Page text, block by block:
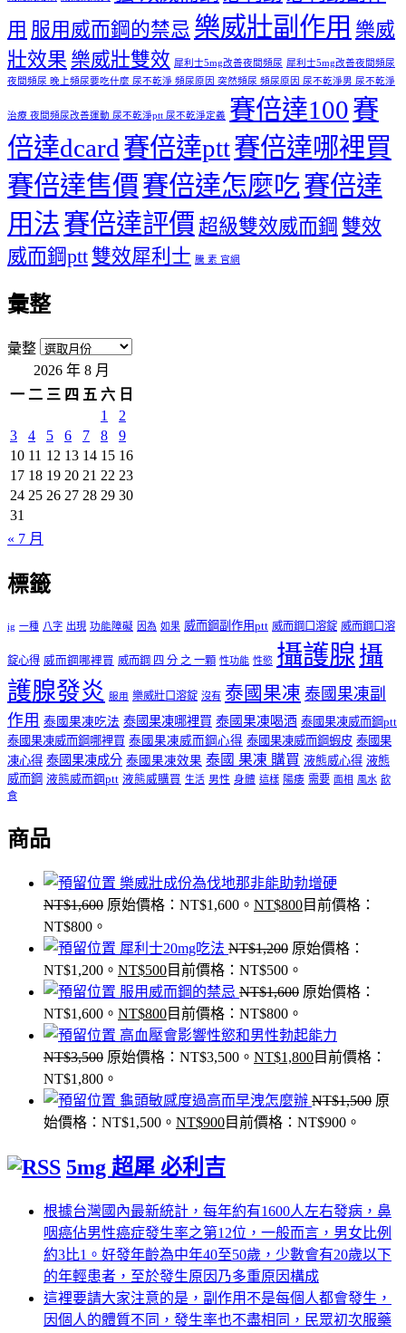
用 服用威而鋼的禁忌 樂威壯副作用 樂威
壯效果 樂威壯雙效 犀利士5mg改善夜間頻尿 犀利士5mg改善夜間頻尿
夜間頻尿 晚上頻尿要吃什麼 尿不乾淨 頻尿原因 突然頻尿 頻尿原因 尿不乾淨男 尿不乾淨
治療 夜間頻尿改善運動 尿不乾淨ptt 尿不乾淨定義 賽倍達100賽
倍達dcard 賽倍達ptt賽倍達哪裡買
賽倍達售價 賽倍達怎麼吃賽倍達
用法賽倍達評價 超級雙效威而鋼 雙效
威而鋼ptt 雙效犀利士 騰 素 官網
彙整
彙整
2026 年 8 月
一 二 三 四 五 六 日
1
2
3
4 5 6 7 8
9
10 11 12 13 14 15 16
17 18 19 20 21 22 23
24 25 26 27 28 29 30
31
« 7 月
標籤
ig 一種 八字 出現 功能障礙 因為 如果 威而鋼副作用ptt 威而鋼口溶錠 威而鋼口溶
錠心得 威而鋼哪裡買 威而鋼 四 分 之 一顆 性功能 性慾 攝護腺 攝
護腺發炎
服用 樂威壯口溶錠 沒有 泰國果凍 泰國果凍副
作用 泰國果凍吃法 泰國果凍哪裡買 泰國果凍喝酒 泰國果凍威而鋼ptt
泰國果凍威而鋼哪裡買 泰國果凍威而鋼心得 泰國果凍威而鋼蝦皮 泰國果
凍心得 泰國果凍成分 泰國果凍效果 泰國 果凍 購買 液態威心得 液態
威而鋼 液態威而鋼ptt 液態威購買 生活 男性 身體 這樣 陽痿 需要 面相 風水 飲
食
商品
樂威壯成份為伐地那非能助勃增硬
NT$1,600 原始價格：NT$1,600。 NT$800目前價格：
NT$800。
犀利士20mg吃法 NT$1,200 原始價格：
NT$1,200。 NT$500目前價格：NT$500。
服用威而鋼的禁忌 NT$1,600 原始價格：
NT$1,600。 NT$800目前價格：NT$800。
高血壓會影響性慾和男性勃起能力
NT$3,500 原始價格：NT$3,500。 NT$1,800目前價格：
NT$1,800。
龜頭敏感度過高而早洩怎麼辦 NT$1,500 原
始價格：NT$1,500。 NT$900目前價格：NT$900。
5mg 超犀 必利吉
根據台灣國內最新統計，每年約有1600人左右發病，鼻
咽癌佔男性癌症發生率之第12位，一般而言，男女比例
約3比1。好發年齡為中年40至50歲，少數會有20歲以下
的年輕患者，至於發生原因乃多重原因構成
這裡要請大家注意的是，副作用不是每個人都會發生，
因個人的體質不同，發生率也不盡相同，民眾初次服藥